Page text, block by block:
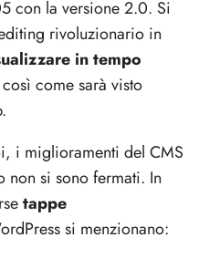
con la versione 2.0. Si
rivoluzionario in
in tempo
come sarà visto
i miglioramenti del CMS
si sono fermati. In
tappe
si menzionano: